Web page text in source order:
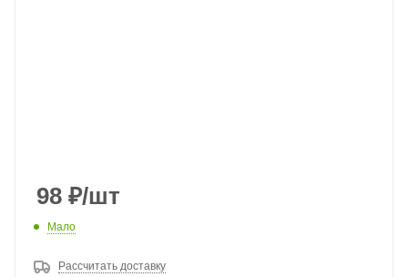
98 ₽/шт
Мало
Рассчитать доставку